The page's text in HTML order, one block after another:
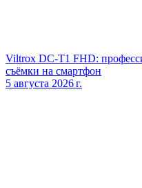
Viltrox DC‑T1 FHD:
съёмки на смартфон
5 августа 2026 г.